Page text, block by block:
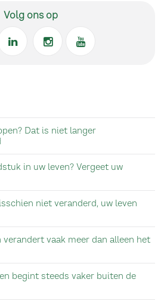
Volg ons op
Dat is niet langer
in uw leven? Vergeet uw
niet veranderd, uw leven
verandert vaak meer dan alleen het
begint steeds vaker buiten de